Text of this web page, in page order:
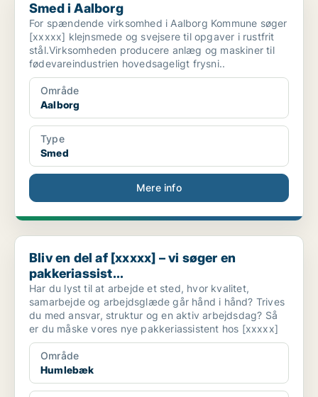
Smed i Aalborg
For spændende virksomhed i Aalborg Kommune søger
[xxxxx] klejnsmede og svejsere til opgaver i rustfrit
stål.Virksomheden producere anlæg og maskiner til
fødevareindustrien hovedsageligt frysni..
Område
Aalborg
Type
Smed
Mere info
Bliv en del af [xxxxx] – vi søger en pakkeriassist...
Bliv en del af [xxxxx] – vi søger en
pakkeriassist...
Har du lyst til at arbejde et sted, hvor kvalitet,
samarbejde og arbejdsglæde går hånd i hånd? Trives
du med ansvar, struktur og en aktiv arbejdsdag? Så
er du måske vores nye pakkeriassistent hos [xxxxx]
Område
Humlebæk